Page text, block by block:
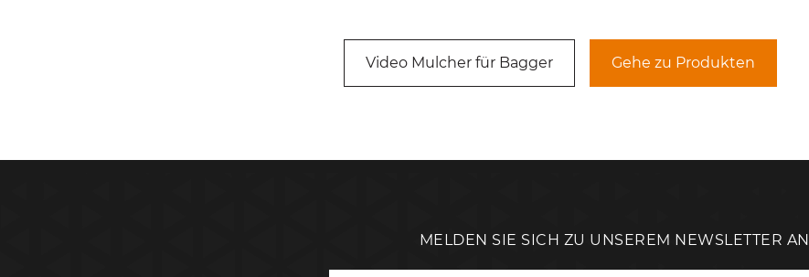
Video Mulcher für Bagger Gehe zu Produkten
MELDEN SIE SICH ZU UNSEREM NEWSLETTER AN